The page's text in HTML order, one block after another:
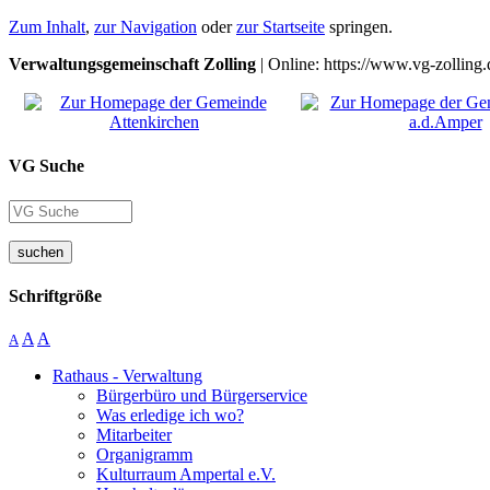
Zum Inhalt, zur Navigation oderzur Startseite springen.
Verwaltungsgemeinschaft Zolling | Online: https://www.vg-
VG Suche
suchen
Schriftgröße
A A A
Rathaus - Verwaltung
Bürgerbüro und Bürgerservice
Was erledige ich wo?
Mitarbeiter
Organigramm
Kulturraum Ampertal e.V.